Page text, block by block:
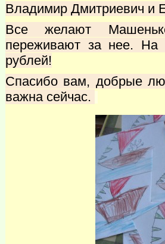
Владимир Дмитриевич и
Все желают
переживают за нее. На
рублей!
Спасибо вам, добрые
важна сейчас.